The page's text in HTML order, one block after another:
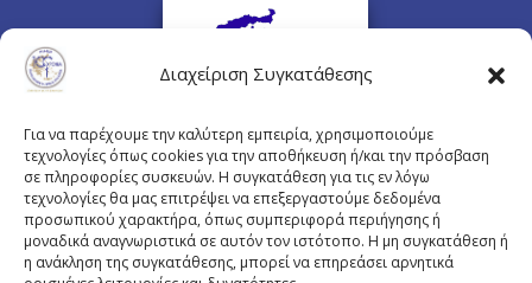
Διαχείριση Συγκατάθεσης
Για να παρέχουμε την καλύτερη εμπειρία, χρησιμοποιούμε
τεχνολογίες όπως cookies για την αποθήκευση ή/και την πρόσβαση
σε πληροφορίες συσκευών. Η συγκατάθεση για τις εν λόγω
τεχνολογίες θα μας επιτρέψει να επεξεργαστούμε δεδομένα
προσωπικού χαρακτήρα, όπως συμπεριφορά περιήγησης ή
μοναδικά αναγνωριστικά σε αυτόν τον ιστότοπο. Η μη συγκατάθεση ή
η ανάκληση της συγκατάθεσης, μπορεί να επηρεάσει αρνητικά
Πλουτάρχου 3, 10675 Αθήνα
Email επικοινωνίας:pisinfo@pis.gr